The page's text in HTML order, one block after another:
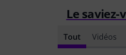
Le saviez-
Tout Vidéos